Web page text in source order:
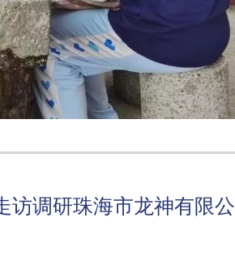
调研珠海市龙神有限公